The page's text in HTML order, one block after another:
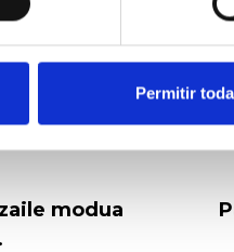
Permitir
modua